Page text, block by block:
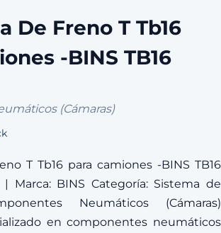
De Freno T Tb16
-BINS TB16
(Cámaras)
T Tb16 para camiones -BINS TB16
| Marca: BINS Categoría: Sistema de
Neumáticos (Cámaras)
en componentes neumáticos